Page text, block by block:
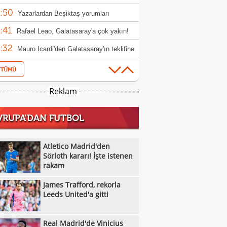
Yazarlardan Beşiktaş yorumları
Rafael Leao, Galatasaray'a çok yakın!
masadaki rakam
Mauro Icardi'den Galatasaray'ın teklifine
Beşiktaş'ın galibiyeti sonrası ülke
son durum
İşte Konferans Ligi'nde gecenin sonuçları
İşte Avrupa Ligi'nde gecenin sonuçları!
Atletico Madrid'den Sörloth kararı! İşte
rakam
Vincenzo Italiano: "Cesur olduk ve
Alexander Nübel: "Gol atmışız gibi
Filenin Sultanları'ndan güçlü prova
Reklam
FUTBOL
Atletico Madrid'den
Sörloth kararı! İşte istenen
rakam
James Trafford, rekorla
Leeds United'a gitti
Real Madrid'de Vinicius